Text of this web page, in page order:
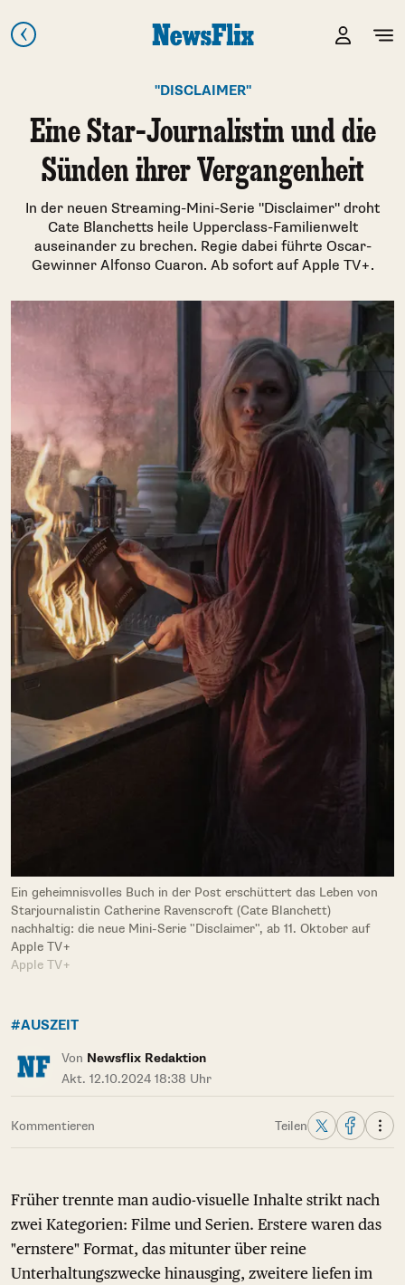
"DISCLAIMER"
Eine Star-Journalistin und die
Sünden ihrer Vergangenheit
In der neuen Streaming-Mini-Serie "Disclaimer" droht
Cate Blanchetts heile Upperclass-Familienwelt
auseinander zu brechen. Regie dabei führte Oscar-
Gewinner Alfonso Cuaron. Ab sofort auf Apple TV+.
Ein geheimnisvolles Buch in der Post erschüttert das Leben von
Starjournalistin Catherine Ravenscroft (Cate Blanchett)
nachhaltig: die neue Mini-Serie "Disclaimer", ab 11. Oktober auf
Apple TV+
Apple TV+
#AUSZEIT
Von Newsflix Redaktion
Akt. 12.10.2024 18:38 Uhr
Kommentieren Teilen
Früher trennte man audio-visuelle Inhalte strikt nach
zwei Kategorien: Filme und Serien. Erstere waren das
"ernstere" Format, das mitunter über reine
Unterhaltungszwecke hinausging, zweitere liefen im